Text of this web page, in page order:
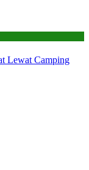
Lewat Camping